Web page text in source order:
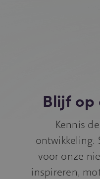
Blijf op
Kennis
ontwikkeling.
voor onze
inspireren,